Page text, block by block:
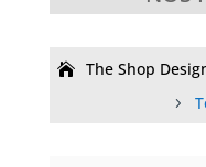
The Shop
5